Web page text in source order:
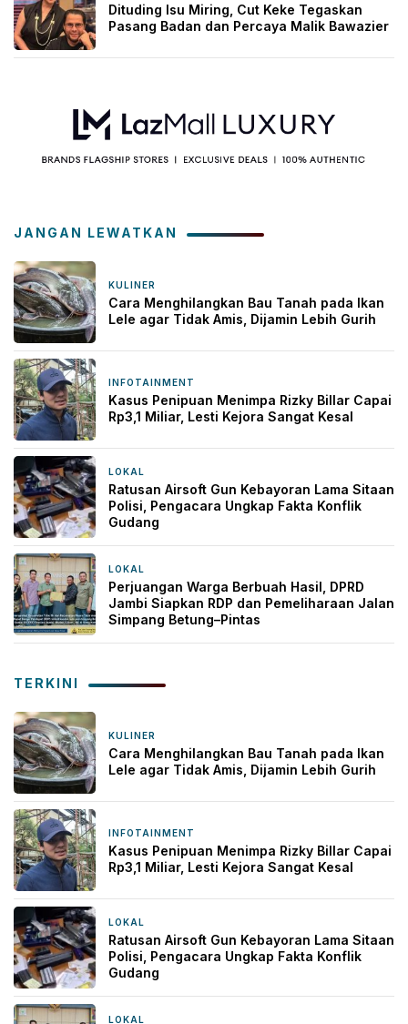
Dituding Isu Miring, Cut Keke Tegaskan
Pasang Badan dan Percaya Malik Bawazier
JANGAN LEWATKAN
KULINER
Cara Menghilangkan Bau Tanah pada Ikan
Lele agar Tidak Amis, Dijamin Lebih Gurih
INFOTAINMENT
Kasus Penipuan Menimpa Rizky Billar Capai
Rp3,1 Miliar, Lesti Kejora Sangat Kesal
LOKAL
Ratusan Airsoft Gun Kebayoran Lama Sitaan
Polisi, Pengacara Ungkap Fakta Konflik
Gudang
LOKAL
Perjuangan Warga Berbuah Hasil, DPRD
Jambi Siapkan RDP dan Pemeliharaan Jalan
Simpang Betung–Pintas
TERKINI
KULINER
Cara Menghilangkan Bau Tanah pada Ikan
Lele agar Tidak Amis, Dijamin Lebih Gurih
INFOTAINMENT
Kasus Penipuan Menimpa Rizky Billar Capai
Rp3,1 Miliar, Lesti Kejora Sangat Kesal
LOKAL
Ratusan Airsoft Gun Kebayoran Lama Sitaan
Polisi, Pengacara Ungkap Fakta Konflik
Gudang
LOKAL